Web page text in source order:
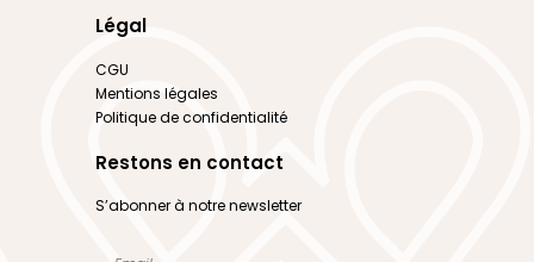
Légal
CGU
Mentions légales
Politique de confidentialité
Restons en contact
S’abonner à notre newsletter